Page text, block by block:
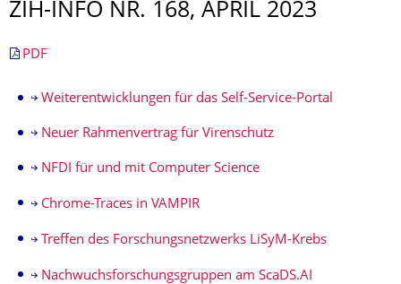
ZIH-INFO NR. 168, APRIL 2023
PDF
Weiterentwicklungen für das Self-Service-Portal
Neuer Rahmenvertrag für Virenschutz
NFDI für und mit Computer Science
Chrome-Traces in VAMPIR
Treffen des Forschungsnetzwerks LiSyM-Krebs
Nachwuchsforschungsgruppen am ScaDS.AI